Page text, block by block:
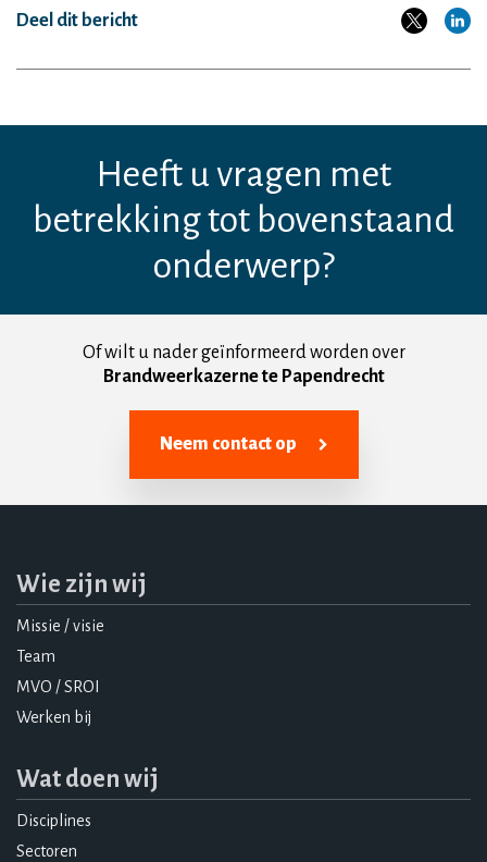
Deel dit bericht
Heeft u vragen met
betrekking tot bovenstaand
onderwerp?
Of wilt u nader geïnformeerd worden over
Brandweerkazerne te Papendrecht
Neem contact op
Wie zijn wij
Missie / visie
Team
MVO / SROI
Werken bij
Wat doen wij
Disciplines
Sectoren